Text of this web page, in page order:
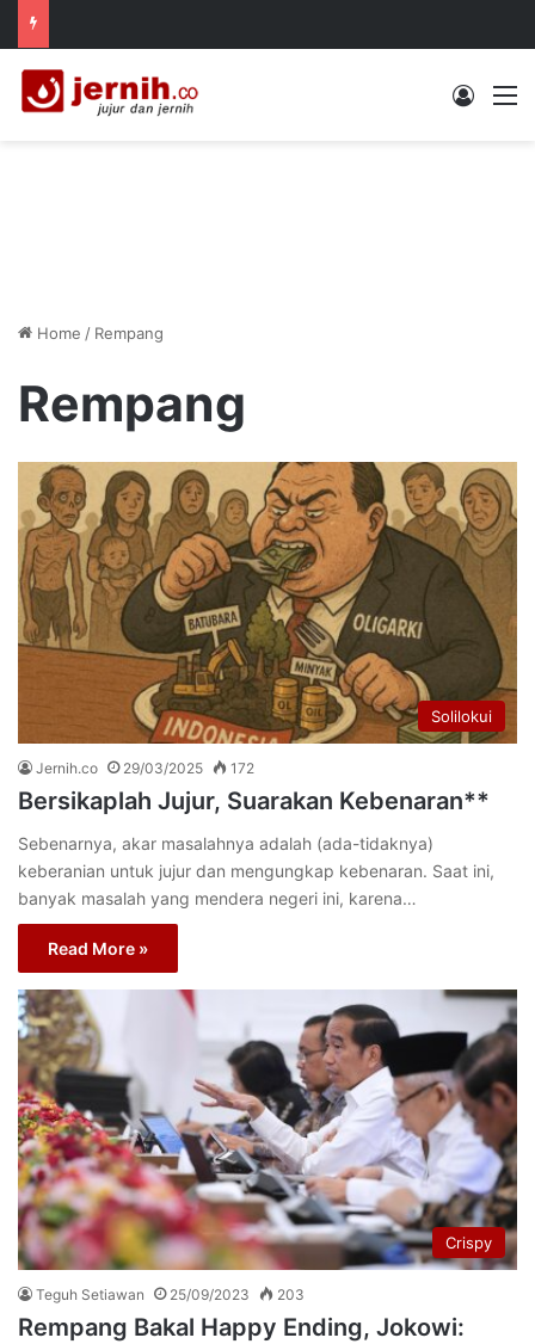
Log In
Home / Rempang
Rempang
Solilokui
Jernih.co 29/03/2025 172
Bersikaplah Jujur, Suarakan Kebenaran**
Sebenarnya, akar masalahnya adalah (ada-tidaknya)
keberanian untuk jujur dan mengungkap kebenaran. Saat ini,
banyak masalah yang mendera negeri ini, karena…
Read More »
Crispy
Teguh Setiawan 25/09/2023 203
Rempang Bakal Happy Ending, Jokowi: